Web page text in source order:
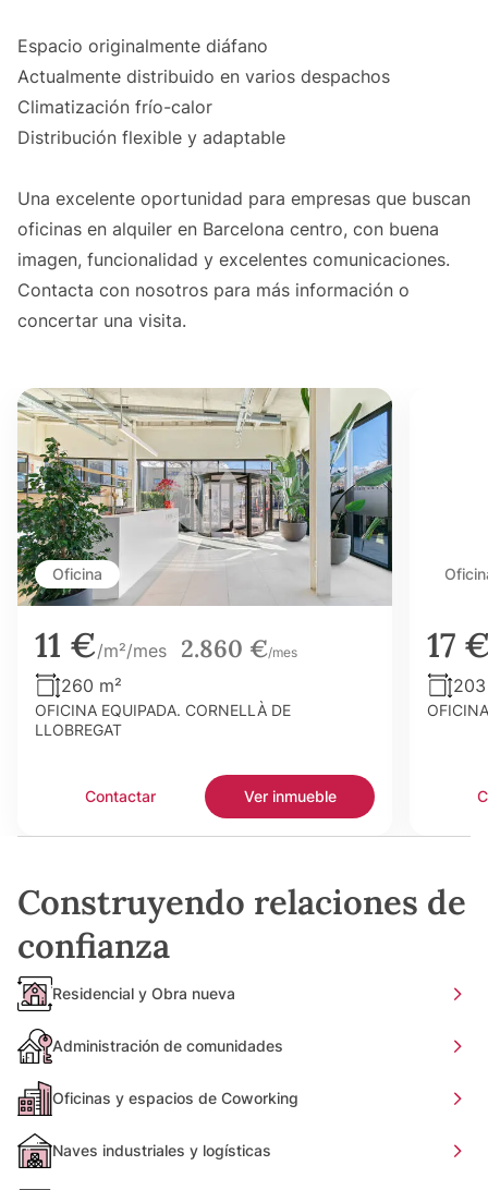
Espacio originalmente diáfano
Actualmente distribuido en varios despachos
Climatización frío-calor
Distribución flexible y adaptable
Una excelente oportunidad para empresas que buscan
oficinas en alquiler en Barcelona centro, con buena
imagen, funcionalidad y excelentes comunicaciones.
Contacta con nosotros para más información o
concertar una visita.
Oficina
11 €/m²/mes 2.860 €/mes
260 m²
OFICINA EQUIPADA. CORNELLÀ DE
LLOBREGAT
Contactar Ver inmueble
17
Construyendo relaciones de
confianza
Residencial y Obra nueva
Administración de comunidades
Oficinas y espacios de Coworking
Naves industriales y logísticas